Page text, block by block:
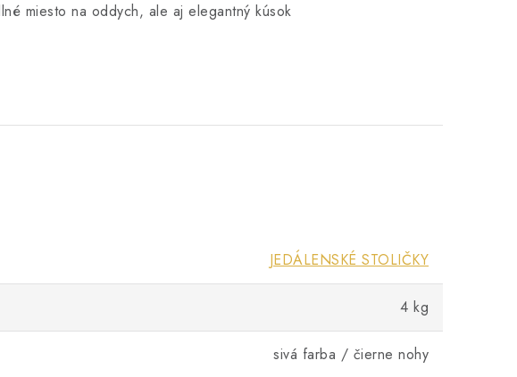
miesto na oddych, ale aj elegantný kúsok
JEDÁLENSKÉ STOLIČKY
4 kg
sivá farba / čierne nohy